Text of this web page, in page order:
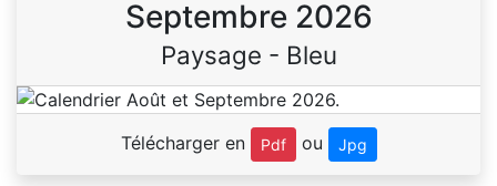
Septembre 2026
Paysage - Bleu
Télécharger en Pdf ou Jpg